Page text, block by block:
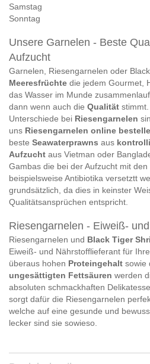
Samstag
Sonntag
Unsere Garnelen - Beste
Aufzucht
Garnelen, Riesengarnelen oder
Meeresfrüchte die jedem Gourmet,
das Wasser im Munde
dann wenn auch die Qualität
Unterschiede bei Riesengarnelen
uns Riesengarnelen online
beste Seawaterprawns aus
Aufzucht aus Vietman oder
Gambas die bei der Aufzucht mit
beispielsweise Antibiotika versetztt
grundsätzlich, da dies in keinster
Qualitätsansprüchen entspricht.
Riesengarnelen - Eiweiß-
Riesengarnelen und Black Tiger
Eiweiß- und Nährstofflieferant für
überaus hohen Proteingehalt sowie
ungesättigten Fettsäuren werden
absoluten schmackhaften
sorgt dafür die Riesengarnelen
welche auf eine gesunde und
lecker sind sie sowieso.